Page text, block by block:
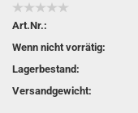
Art.Nr.:
Wenn nicht vorrätig:
Lagerbestand:
Versandgewicht: